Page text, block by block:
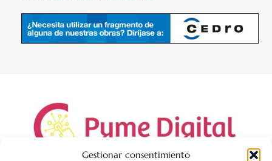
Gestionar consentimiento